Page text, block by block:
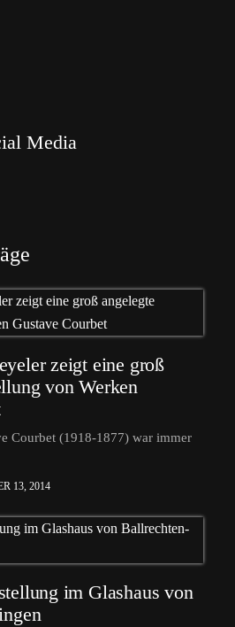
Media
zeigt eine groß
von Werken
Courbet (1918-1877) war immer
13, 2014
im Glashaus von